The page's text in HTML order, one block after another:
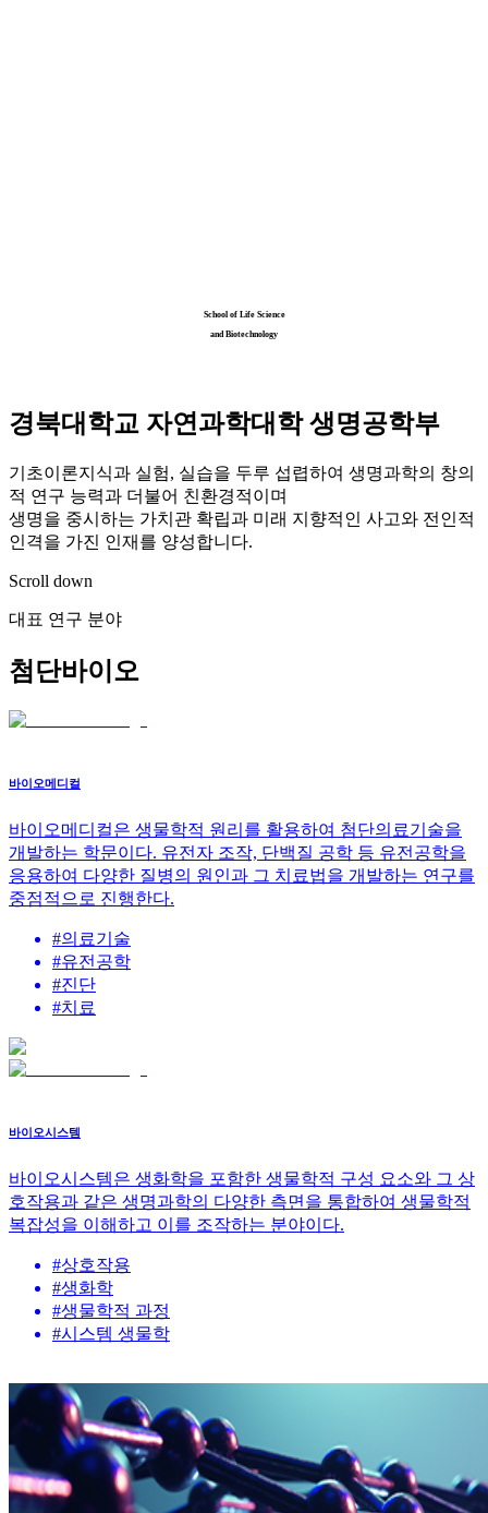
School of Life Science
and Biotechnology
경북대학교 자연과학대학 생명공학부
기초이론지식과 실험, 실습을 두루 섭렵하여 생명과학의 창의
적 연구 능력과 더불어 친환경적이며
생명을 중시하는 가치관 확립과 미래 지향적인 사고와 전인적
인격을 가진 인재를 양성합니다.
Scroll down
대표 연구 분야
첨단바이오
바이오메디컬
바이오메디컬은 생물학적 원리를 활용하여 첨단의료기술을
개발하는 학문이다. 유전자 조작, 단백질 공학 등 유전공학을
응용하여 다양한 질병의 원인과 그 치료법을 개발하는 연구를
중점적으로 진행한다.
#의료기술
#유전공학
#진단
#치료
바이오시스템
바이오시스템은 생화학을 포함한 생물학적 구성 요소와 그 상
호작용과 같은 생명과학의 다양한 측면을 통합하여 생물학적
복잡성을 이해하고 이를 조작하는 분야이다.
#상호작용
#생화학
#생물학적 과정
#시스템 생물학